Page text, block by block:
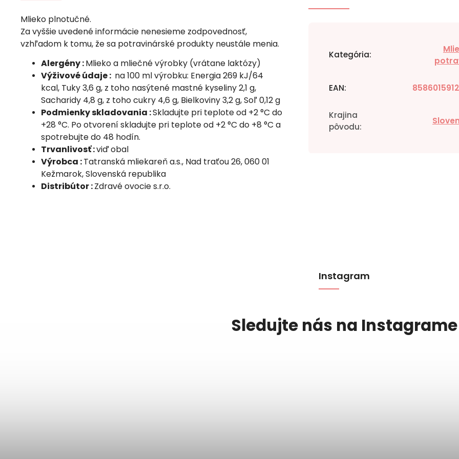
Mlieko plnotučné.
Za vyššie uvedené informácie nenesieme zodpovednosť,
vzhľadom k tomu, že sa potravinárské produkty neustále menia.
Alergény :Mlieko a mliečné výrobky (vrátane laktózy)
Výživové údaje : na 100 ml výrobku: Energia 269 kJ/64
kcal, Tuky 3,6 g, z toho nasýtené mastné kyseliny 2,1 g,
Sacharidy 4,8 g, z toho cukry 4,6 g, Bielkoviny 3,2 g, Soľ 0,12 g
Podmienky skladovania :Skladujte pri teplote od +2 °C do
+28 °C. Po otvorení skladujte pri teplote od +2 °C do +8 °C a
spotrebujte do 48 hodín.
Trvanlivosť :viď obal
Výrobca :Tatranská mliekareň a.s., Nad traťou 26, 060 01
Kežmarok, Slovenská republika
Distribútor :Zdravé ovocie s.r.o.
Kategória:
EAN:
Krajina
pôvodu:
Instagram
Sledujte nás na Instagrame